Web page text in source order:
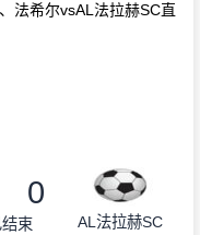
法希尔vsAL法拉赫SC直
0
束 AL法拉赫SC